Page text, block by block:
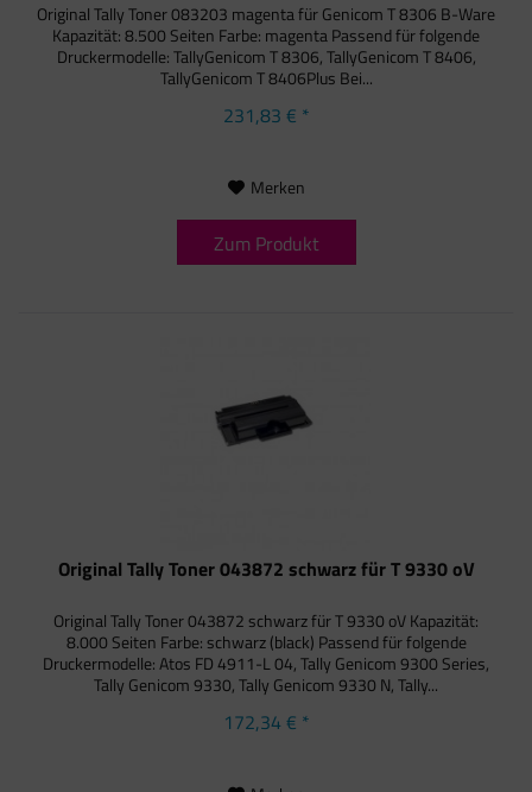
Original Tally Toner 083203 magenta für Genicom T 8306 B-Ware
Kapazität: 8.500 Seiten Farbe: magenta Passend für folgende
Druckermodelle: TallyGenicom T 8306, TallyGenicom T 8406,
TallyGenicom T 8406Plus Bei...
231,83 € *
Merken
Zum Produkt
Original Tally Toner 043872 schwarz für T 9330 oV
Original Tally Toner 043872 schwarz für T 9330 oV Kapazität:
8.000 Seiten Farbe: schwarz (black) Passend für folgende
Druckermodelle: Atos FD 4911-L 04, Tally Genicom 9300 Series,
Tally Genicom 9330, Tally Genicom 9330 N, Tally...
172,34 € *